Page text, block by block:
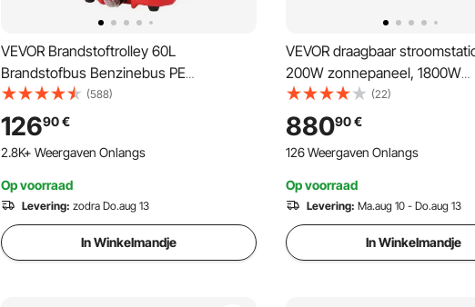
VEVOR Brandstoftrolley 60L
Brandstofbus Benzinebus PE
460x533x930mm
Gasbrandstoftankcontainer 7,8 l/min
Max. Flow Vervangbus Benzinetank
Geschikt voor diesel, smeerolie, benzine
(588)
12690€
2.8K+ Weergaven Onlangs
Op voorraad
Levering: zodra Do.aug 13
In Winkelmandje
VEVOR draagbaar
200W zonnepaneel, 1800W
zonnegenerator, 1008Wh
als back-up en 9 uitgangen,
noodgevallen thuis, kamperen
met de camper.
(22)
88090€
126 Weergaven Onlangs
Op voorraad
Levering: Ma.aug 10 - Do.aug 13
In Winkelmandje